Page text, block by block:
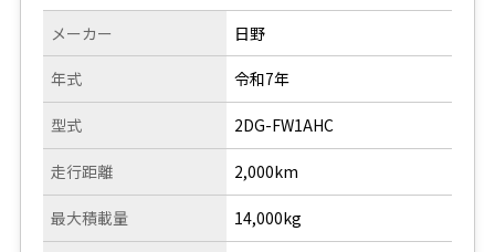
メーカー
年式
型式
走行距離
日野
令和7年
2DG-FW1AHC
2,000km
最大積載量 14,000kg